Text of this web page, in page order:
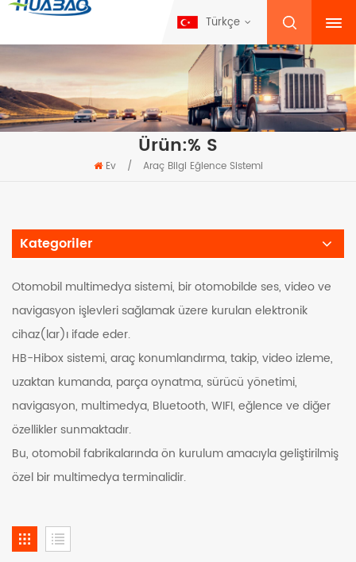
Türkçe
Ürün:% S
Ev / Araç Bilgi Eğlence Sistemi
Kategoriler
Otomobil multimedya sistemi, bir otomobilde ses, video ve
navigasyon işlevleri sağlamak üzere kurulan elektronik
cihaz(lar)ı ifade eder.
HB-Hibox sistemi, araç konumlandırma, takip, video izleme,
uzaktan kumanda, parça oynatma, sürücü yönetimi,
navigasyon, multimedya, Bluetooth, WIFI, eğlence ve diğer
özellikler sunmaktadır.
Bu, otomobil fabrikalarında ön kurulum amacıyla geliştirilmiş
özel bir multimedya terminalidir.